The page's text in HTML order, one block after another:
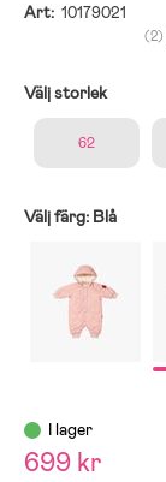
Art: 10179021
(2)
Välj storlek
62
Välj färg: Blå
I lager
699 kr